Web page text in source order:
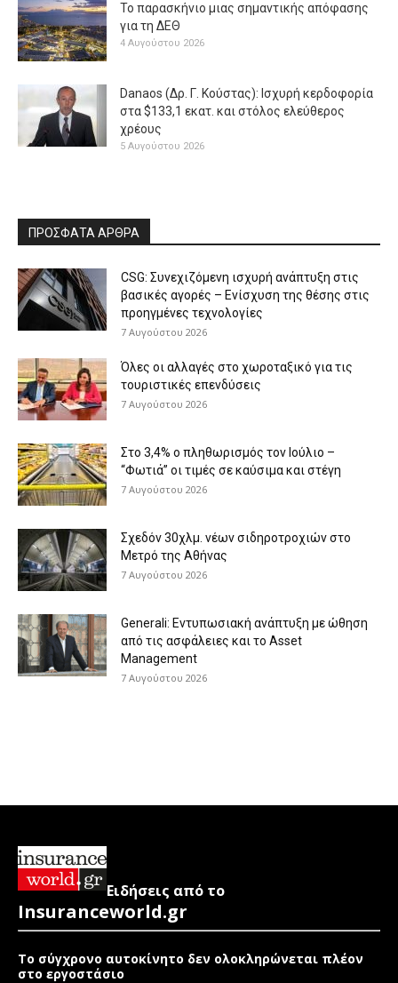
Το παρασκήνιο μιας σημαντικής απόφασης
για τη ΔΕΘ
4 Αυγούστου 2026
Danaos (Δρ. Γ. Κούστας): Ισχυρή κερδοφορία
στα $133,1 εκατ. και στόλος ελεύθερος
χρέους
5 Αυγούστου 2026
ΠΡΟΣΦΑΤΑ ΑΡΘΡΑ
CSG: Συνεχιζόμενη ισχυρή ανάπτυξη στις
βασικές αγορές – Ενίσχυση της θέσης στις
προηγμένες τεχνολογίες
7 Αυγούστου 2026
Όλες οι αλλαγές στο χωροταξικό για τις
τουριστικές επενδύσεις
7 Αυγούστου 2026
Στο 3,4% ο πληθωρισμός τον Ιούλιο –
“Φωτιά” οι τιμές σε καύσιμα και στέγη
7 Αυγούστου 2026
Σχεδόν 30χλμ. νέων σιδηροτροχιών στο
Μετρό της Αθήνας
7 Αυγούστου 2026
Generali: Eντυπωσιακή ανάπτυξη με ώθηση
από τις ασφάλειες και το Asset
Management
7 Αυγούστου 2026
Ειδήσεις από το
Insuranceworld.gr
Το σύγχρονο αυτοκίνητο δεν ολοκληρώνεται πλέον
στο εργοστάσιο